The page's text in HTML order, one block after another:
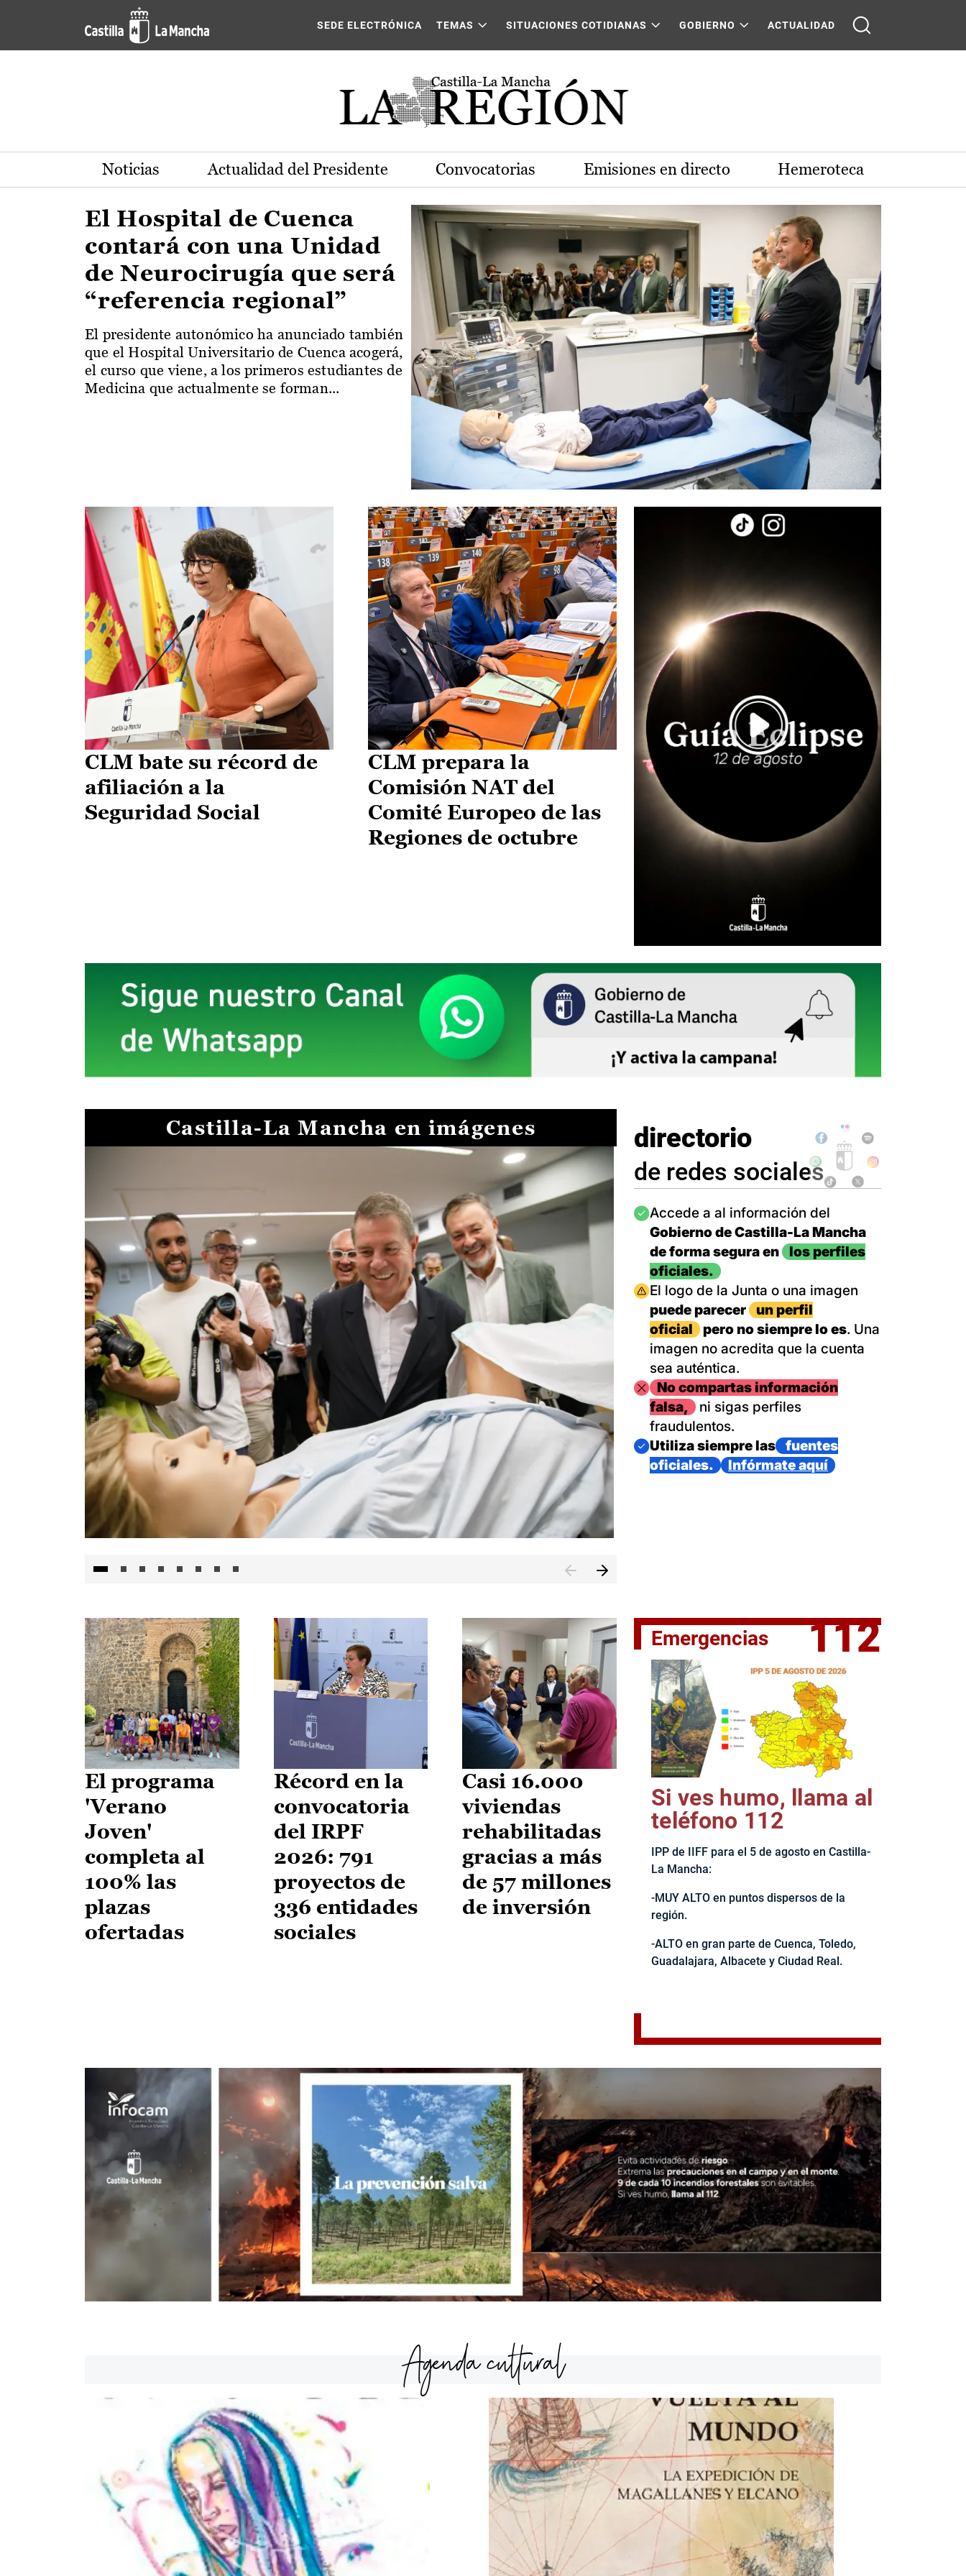
Pasar al contenido principal
Actualidad de la región de Castilla-La Mancha
SEDE ELECTRÓNICA TEMAS SITUACIONES COTIDIANAS GOBIERNO ACTUALIDAD
Noticias Actualidad del Presidente Convocatorias Emisiones en directo Hemeroteca
El Hospital de Cuenca
contará con una Unidad
de Neurocirugía que será
“referencia regional”
El presidente autonómico ha anunciado también
que el Hospital Universitario de Cuenca acogerá,
el curso que viene, a los primeros estudiantes de
Medicina que actualmente se forman...
CLM bate su récord de
afiliación a la
Seguridad Social
CLM prepara la
Comisión NAT del
Comité Europeo de las
Regiones de octubre
Castilla-La Mancha en imágenes
El jefe del Ejecutivo castellanomanchego, Emiliano García-
directorio
de redes sociales
Imagen
Accede a al información del
Gobierno de Castilla-La Mancha
de forma segura en
los perfiles
oficiales.
Imagen
El logo de la Junta o una imagen
puede parecer
un perfil
oficial
pero no siempre lo es. Una
imagen no acredita que la cuenta
sea auténtica.
ImagenNo compartas información
falsa,
ni sigas perfiles
fraudulentos.
Imagen
Utiliza siempre las
fuentes
oficiales.
Infórmate aquí
El programa
'Verano
Joven'
completa al
100% las
plazas
ofertadas
Récord en la
convocatoria
del IRPF
2026: 791
proyectos de
336 entidades
sociales
Casi 16.000
viviendas
rehabilitadas
gracias a más
de 57 millones
de inversión
Emergencias 112
Si ves humo, llama al
teléfono 112
IPP de IIFF para el 5 de agosto en Castilla-
La Mancha:
-MUY ALTO en puntos dispersos de la
región.
-ALTO en gran parte de Cuenca, Toledo,
Guadalajara, Albacete y Ciudad Real.
Agenda cultural